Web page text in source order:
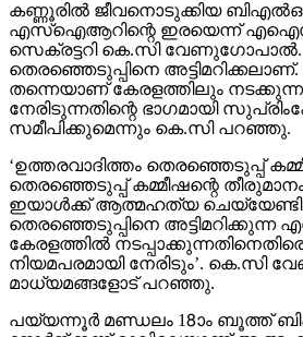
കണ്ണൂരില്‍ ജീവനൊടുക്കിയ ബിഎല്‍ഒ
എസ്‌ഐആറിന്റെ ഇരയെന്ന്
സെക്രട്ടറി കെ.സി
തെരഞ്ഞെടുപ്പിനെ
തന്നെയാണ് കേരളത്തിലും
നേരിടുന്നതിന്റെ ഭാഗമായി
സമീപിക്കുമെന്നും കെ.സി പറഞ്ഞു.
‘ഉത്തരവാദിത്തം തെരഞ്ഞെടുപ്പ്
തെരഞ്ഞെടുപ്പ് കമ്മീഷന്റെ
ഇയാള്‍ക്ക് ആത്മഹത്യ
തെരഞ്ഞെടുപ്പിനെ
കേരളത്തില്‍
നിയമപരമായി നേരിടും’.
മാധ്യമങ്ങളോട് പറഞ്ഞു.
പയ്യന്നൂര്‍ മണ്ഡലം 18ാം ബൂത്ത്